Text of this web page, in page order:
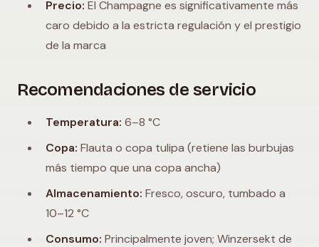
Precio: El Champagne es significativamente más
caro debido a la estricta regulación y el prestigio
de la marca
Recomendaciones de servicio
Temperatura: 6–8 °C
Copa: Flauta o copa tulipa (retiene las burbujas
más tiempo que una copa ancha)
Almacenamiento: Fresco, oscuro, tumbado a
10–12 °C
Consumo: Principalmente joven; Winzersekt de